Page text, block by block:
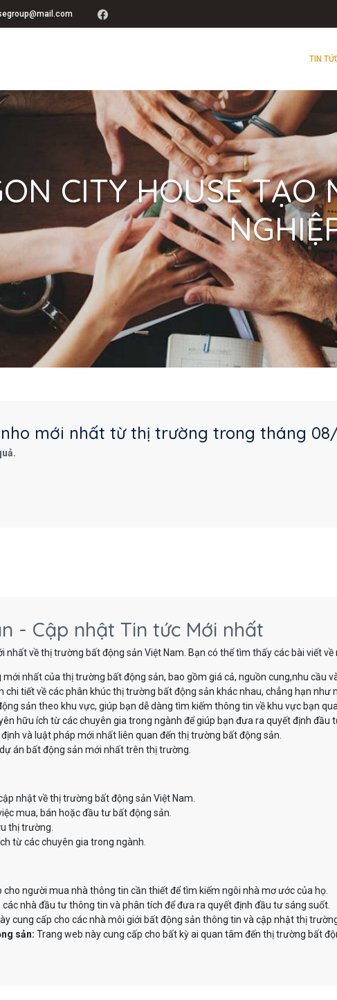
TIN
CITY HOUSE TẠO
mới nhất từ thị trường trong tháng
- Cập nhật Tin tức Mới nhất
về thị trường bất động sản Việt Nam. Bạn có thể tìm thấy các bài viết về
mới nhất của thị trường bất động sản, bao gồm giá cả, nguồn cung,nhu cầu
chi tiết về các phân khúc thị trường bất động sản khác nhau, chẳng hạn như
sản theo khu vực, giúp bạn dễ dàng tìm kiếm thông tin về khu vực bạn
hữu ích từ các chuyên gia trong ngành để giúp bạn đưa ra quyết định đầu
và luật pháp mới nhất liên quan đến thị trường bất động sản.
án bất động sản mới nhất trên thị trường.
nhật về thị trường bất động sản Việt Nam.
mua, bán hoặc đầu tư bất động sản.
thị trường.
từ các chuyên gia trong ngành.
cho người mua nhà thông tin cần thiết để tìm kiếm ngôi nhà mơ ước của họ.
nhà đầu tư thông tin và phân tích để đưa ra quyết định đầu tư sáng suốt.
cung cấp cho các nhà môi giới bất động sản thông tin và cập nhật thị
sản: Trang web này cung cấp cho bất kỳ ai quan tâm đến thị trường bất